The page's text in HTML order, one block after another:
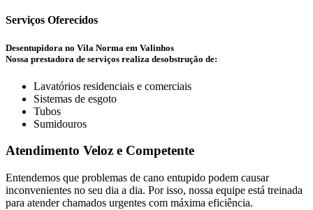
Serviços Oferecidos
Desentupidora no Vila Norma em Valinhos
Nossa prestadora de serviços realiza desobstrução de:
Lavatórios residenciais e comerciais
Sistemas de esgoto
Tubos
Sumidouros
Atendimento Veloz e Competente
Entendemos que problemas de cano entupido podem causar
inconvenientes no seu dia a dia. Por isso, nossa equipe está treinada
para atender chamados urgentes com máxima eficiência.